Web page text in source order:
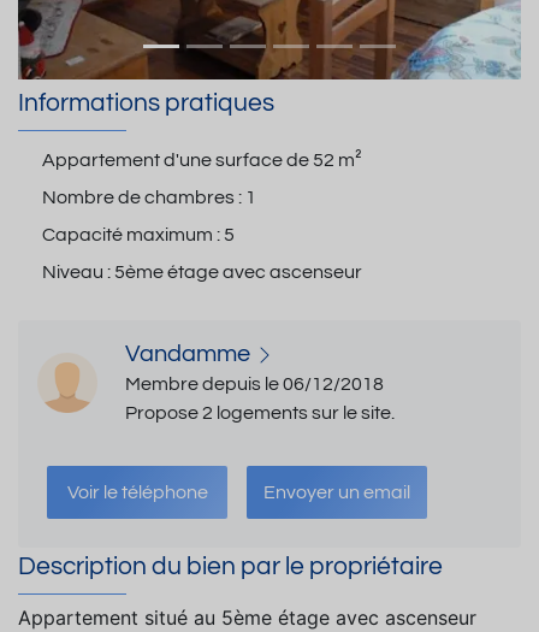
Informations pratiques
Appartement d'une surface de52 m²
Nombre de chambres : 1
Capacité maximum :5
Niveau :5ème étage avec ascenseur
Vandamme
Membre depuis le 06/12/2018
Propose 2 logements sur le site.
Voir le téléphone Envoyer un email
Description du bien par le propriétaire
Appartement situé au 5ème étage avec ascenseur